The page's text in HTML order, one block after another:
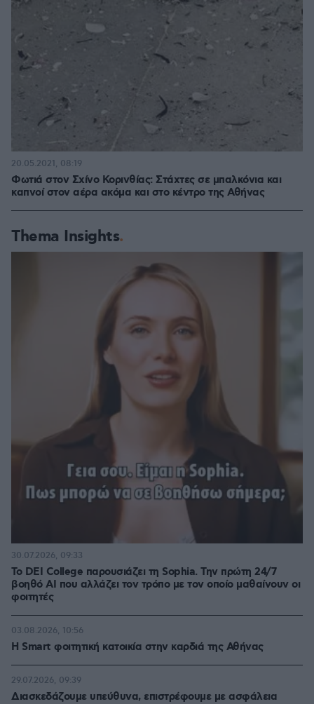
Φωτιά στον Σχίνο Κορινθίας: Στάχτες σε μπαλκόνια και
καπνοί στον αέρα ακόμα και στο κέντρο της Αθήνας
20.05.2021, 08:19
Thema Insights
Το DEI College παρουσιάζει τη Sophia. Την πρώτη 24/7
βοηθό AI που αλλάζει τον τρόπο με τον οποίο μαθαίνουν οι
φοιτητές
30.07.2026, 09:33
Η Smart φοιτητική κατοικία στην καρδιά της Αθήνας
03.08.2026, 10:56
Διασκεδάζουμε υπεύθυνα, επιστρέφουμε με ασφάλεια
29.07.2026, 09:39